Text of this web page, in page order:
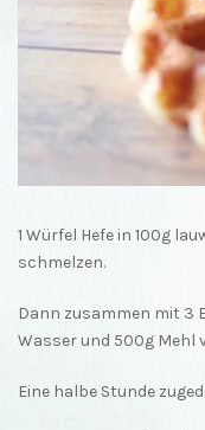
1 Würfel Hefe in 100g
schmelzen.
Dann zusammen mit 3
Wasser und 500g Mehl
Eine halbe Stunde